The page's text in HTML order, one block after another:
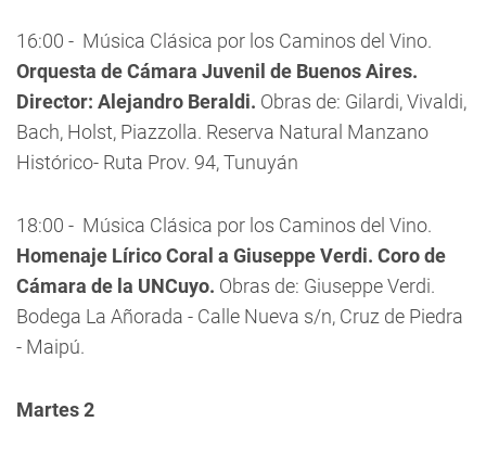
16:00 - Música Clásica por los Caminos del Vino.
Orquesta de Cámara Juvenil de Buenos Aires.
Director: Alejandro Beraldi. Obras de: Gilardi, Vivaldi,
Bach, Holst, Piazzolla. Reserva Natural Manzano
Histórico- Ruta Prov. 94, Tunuyán
18:00 - Música Clásica por los Caminos del Vino.
Homenaje Lírico Coral a Giuseppe Verdi. Coro de
Cámara de la UNCuyo. Obras de: Giuseppe Verdi.
Bodega La Añorada - Calle Nueva s/n, Cruz de Piedra
- Maipú.
Martes 2